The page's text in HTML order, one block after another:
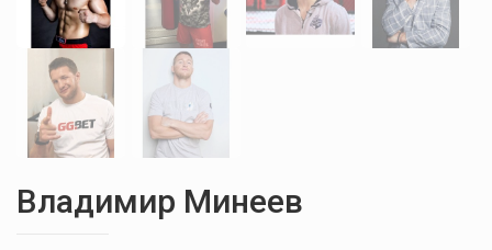
Владимир Минеев